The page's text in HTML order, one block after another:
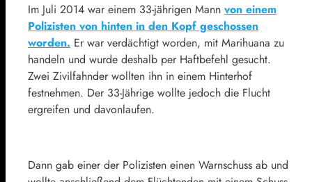
Im Juli 2014 war einem 33-jährigen Mann von einem
Polizisten von hinten in den Kopf geschossen
worden. Er war verdächtigt worden, mit Marihuana zu
handeln und wurde deshalb per Haftbefehl gesucht.
Zwei Zivilfahnder wollten ihn in einem Hinterhof
festnehmen. Der 33-Jährige wollte jedoch die Flucht
ergreifen und davonlaufen.
Dann gab einer der Polizisten einen Warnschuss ab und